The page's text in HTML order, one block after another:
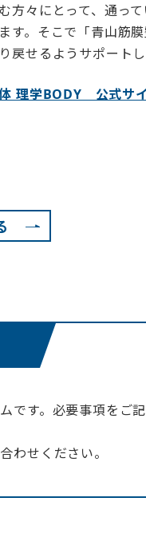
方々にとって、通っ
す。そこで「青山筋
戻せるようサポートし
理学BODY 公式サ
です。必要事項をご
わせください。